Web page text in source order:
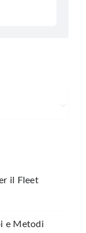
il Fleet
e Metodi